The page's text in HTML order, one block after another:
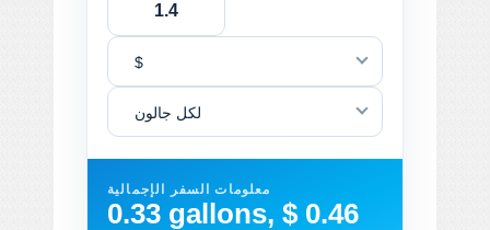
$
لكل جالون
معلومات السفر الإجمالية
0.33 gallons, $ 0.46